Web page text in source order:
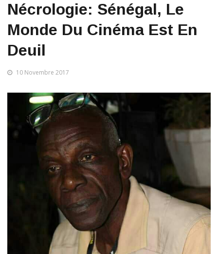
Nécrologie: Sénégal, Le
Monde Du Cinéma Est En
Deuil
10 Novembre 2017